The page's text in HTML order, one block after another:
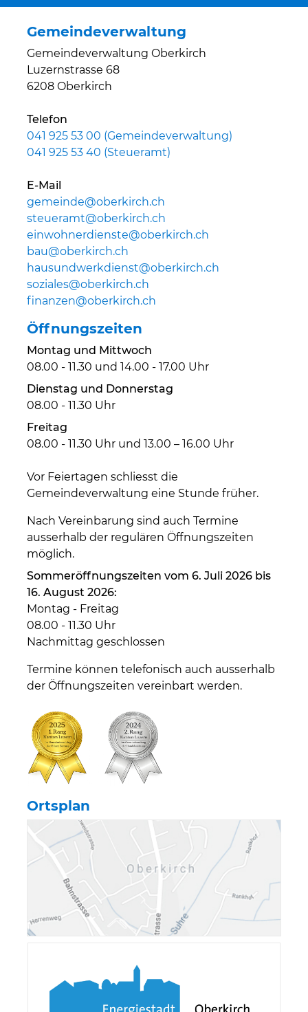
Gemeindeverwaltung
Gemeindeverwaltung Oberkirch
Luzernstrasse 68
6208 Oberkirch
Telefon
041 925 53 00 (Gemeindeverwaltung)
041 925 53 40 (Steueramt)
E-Mail
gemeinde@oberkirch.ch
steueramt@oberkirch.ch
einwohnerdienste@oberkirch.ch
bau@oberkirch.ch
hausundwerkdienst@oberkirch.ch
soziales@oberkirch.ch
finanzen@oberkirch.ch
Öffnungszeiten
Montag und Mittwoch
08.00 - 11.30 und 14.00 - 17.00 Uhr
Dienstag und Donnerstag
08.00 - 11.30 Uhr
Freitag
08.00 - 11.30 Uhr und 13.00 – 16.00 Uhr
Vor Feiertagen schliesst die
Gemeindeverwaltung eine Stunde früher.
Nach Vereinbarung sind auch Termine
ausserhalb der regulären Öffnungszeiten
möglich.
Sommeröffnungszeiten vom 6. Juli 2026 bis
16. August 2026:
Montag - Freitag
08.00 - 11.30 Uhr
Nachmittag geschlossen
Termine können telefonisch auch ausserhalb
der Öffnungszeiten vereinbart werden.
Ortsplan